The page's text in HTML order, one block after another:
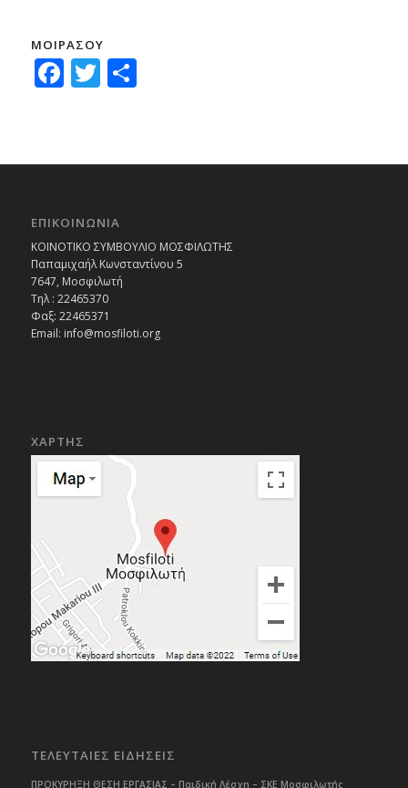
ΜΟΙΡΑΣΟΥ
Facebook
Twitter
Μοιραστείτε
ΕΠΙΚΟΙΝΩΝΙΑ
ΚΟΙΝΟΤΙΚΟ ΣΥΜΒΟΥΛΙΟ ΜΟΣΦΙΛΩΤΗΣ
Παπαμιχαήλ Κωνσταντίνου 5
7647, Μοσφιλωτή
Τηλ : 22465370
Φαξ: 22465371
Email: info@mosfiloti.org
ΧΑΡΤΗΣ
ΤΕΛΕΥΤΑΙΕΣ ΕΙΔΗΣΕΙΣ
ΠΡΟΚΥΡΗΞΗ ΘΕΣΗ ΕΡΓΑΣΙΑΣ – Παιδική Λέσχη – ΣΚΕ Μοσφιλωτής